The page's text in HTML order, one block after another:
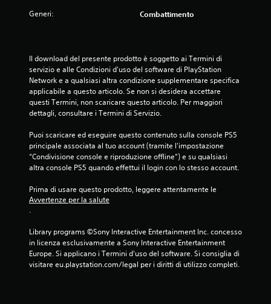
e
s
u
i
n
e
d
Generi: Combattimento
Il download del presente prodotto è soggetto ai Termini di
servizio e alle Condizioni d'uso del software di PlayStation
Network e a qualsiasi altra condizione supplementare specifica
applicabile a questo articolo. Se non si desidera accettare
questi Termini, non scaricare questo articolo. Per maggiori
dettagli, consultare i Termini di Servizio.
Puoi scaricare ed eseguire questo contenuto sulla console PS5
principale associata al tuo account (tramite l'impostazione
“Condivisione console e riproduzione offline”) e su qualsiasi
altra console PS5 quando effettui il login con lo stesso account.
Prima di usare questo prodotto, leggere attentamente le
Avvertenze per la salute
.
Library programs ©Sony Interactive Entertainment Inc. concesso
in licenza esclusivamente a Sony Interactive Entertainment
Europe. Si applicano i Termini d'uso del software. Si consiglia di
visitare eu.playstation.com/legal per i diritti di utilizzo completi.